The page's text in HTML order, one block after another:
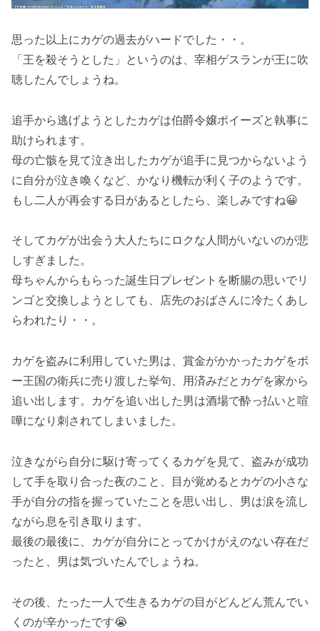
思った以上にカゲの過去がハードでした・・。
「王を殺そうとした」というのは、宰相ゲスランが王に吹
聴したんでしょうね。
追手から逃げようとしたカゲは伯爵令嬢ポイーズと執事に
助けられます。
母の亡骸を見て泣き出したカゲが追手に見つからないよう
に自分が泣き喚くなど、かなり機転が利く子のようです。
もし二人が再会する日があるとしたら、楽しみですね😀
そしてカゲが出会う大人たちにロクな人間がいないのが悲
しすぎました。
母ちゃんからもらった誕生日プレゼントを断腸の思いでリ
ンゴと交換しようとしても、店先のおばさんに冷たくあし
らわれたり・・。
カゲを盗みに利用していた男は、賞金がかかったカゲをボ
ー王国の衛兵に売り渡した挙句、用済みだとカゲを家から
追い出します。カゲを追い出した男は酒場で酔っ払いと喧
嘩になり刺されてしまいました。
泣きながら自分に駆け寄ってくるカゲを見て、盗みが成功
して手を取り合った夜のこと、目が覚めるとカゲの小さな
手が自分の指を握っていたことを思い出し、男は涙を流し
ながら息を引き取ります。
最後の最後に、カゲが自分にとってかけがえのない存在だ
ったと、男は気づいたんでしょうね。
その後、たった一人で生きるカゲの目がどんどん荒んでい
くのが辛かったです😭